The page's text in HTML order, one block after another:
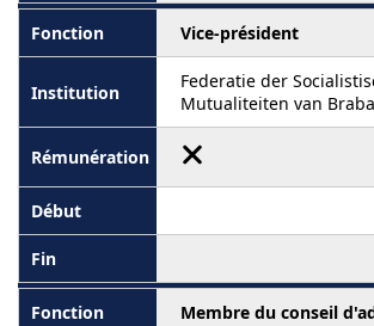
Vice-président
Federatie der
Mutualiteiten van
Membre du conseil